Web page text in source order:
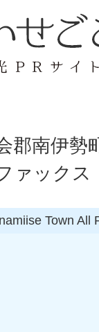
郡南伊勢
ァックス
Town All